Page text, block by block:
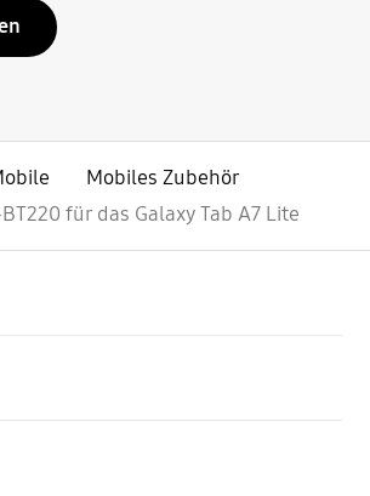
Mobiles Zubehör
für das Galaxy Tab A7 Lite